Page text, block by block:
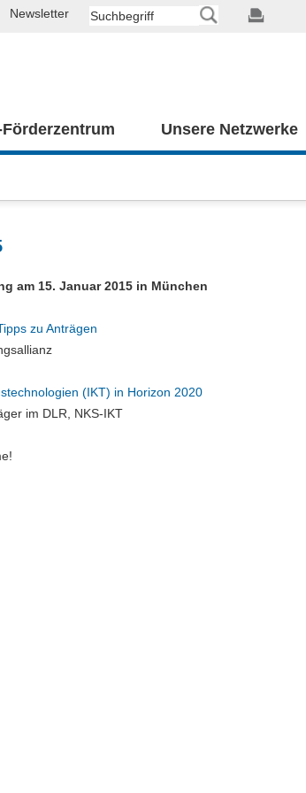
Newsletter
Förderzentrum Unsere Netzwerke
am 15. Januar 2015 in München
zu Anträgen
(IKT) in Horizon 2020
im DLR, NKS-IKT